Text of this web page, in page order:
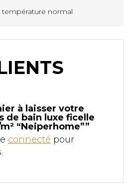
température normal
à laisser votre
de bain luxe ficelle
“Neiperhome””
connecté pour